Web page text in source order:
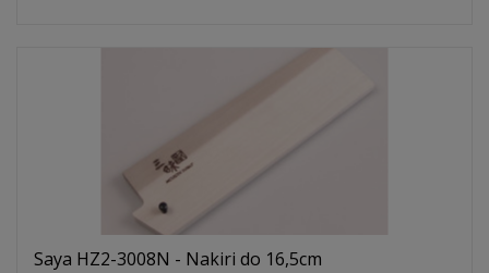
Saya HZ2-3008N - Nakiri do 16,5cm